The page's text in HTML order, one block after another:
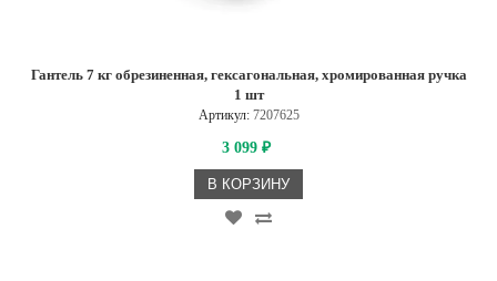
Гантель 7 кг обрезиненная, гексагональная, хромированная ручка
1 шт
Артикул: 7207625
3 099 ₽
В КОРЗИНУ